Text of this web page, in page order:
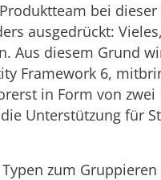
bei
ausgedrückt:
Aus diesem Grund
Framework 6,
in Form von
Unterstützung für
zum